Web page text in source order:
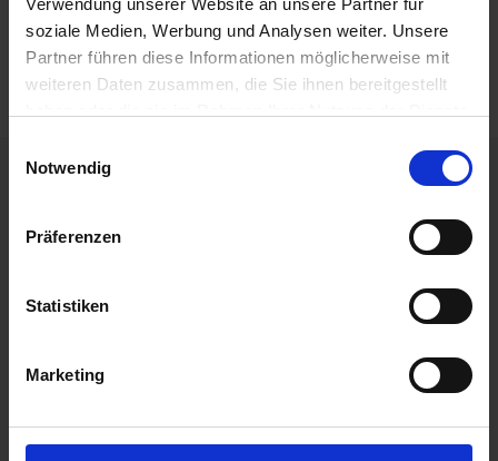
Verwendung unserer Website an unsere Partner für
soziale Medien, Werbung und Analysen weiter. Unsere
Partner führen diese Informationen möglicherweise mit
weiteren Daten zusammen, die Sie ihnen bereitgestellt
Notwendig
Präferenzen
Statistiken
Marketing
Unsere Mitarbeiter im
BAT Agrar
sind für
gerne Ihre Ansprechpartner.